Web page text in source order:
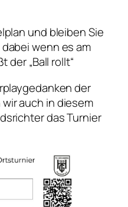
und bleiben Sie
wenn es am
der „Ball rollt“
der
auch in diesem
das Turnier